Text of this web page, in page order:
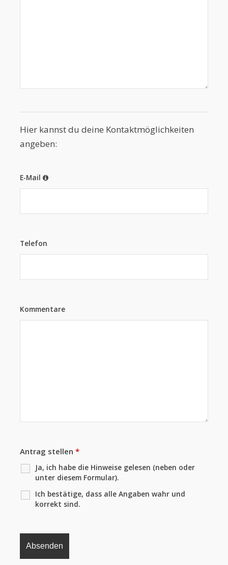
Hier kannst du deine Kontaktmöglichkeiten
angeben:
E-Mail
Telefon
Kommentare
Antrag stellen *
Ja, ich habe die Hinweise gelesen (neben oder
unter diesem Formular).
Ich bestätige, dass alle Angaben wahr und
korrekt sind.